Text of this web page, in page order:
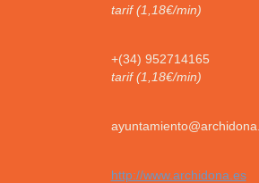
tarif (1,18€/min)
+(34) 952714165
tarif (1,18€/min)
http://www.archidona.es